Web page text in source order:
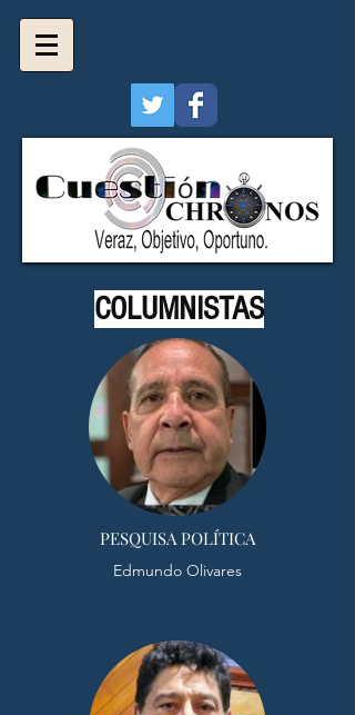
PESQUISA POLÍTICA
Edmundo Olivares
COLUMNISTAS